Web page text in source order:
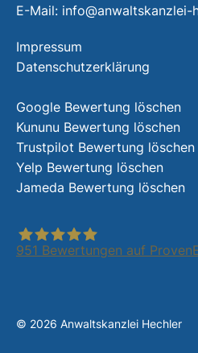
E-Mail: info@anwaltskanzlei-
Impressum
Datenschutzerklärung
Google Bewertung löschen
Kununu Bewertung löschen
Trustpilot Bewertung löschen
Yelp Bewertung löschen
Jameda Bewertung löschen
951 Bewertungen auf
© 2026 Anwaltskanzlei Hechler